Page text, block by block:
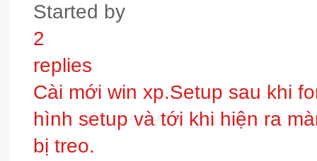
Started by
2
replies
Cài mới win xp.Setup sau khi
hình setup và tới khi hiện ra
bị treo.